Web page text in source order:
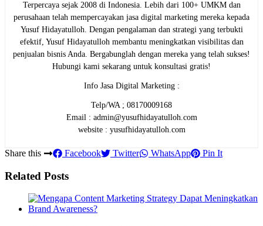
Terpercaya sejak 2008 di Indonesia. Lebih dari 100+ UMKM dan
perusahaan telah mempercayakan jasa digital marketing mereka kepada
Yusuf Hidayatulloh. Dengan pengalaman dan strategi yang terbukti
efektif, Yusuf Hidayatulloh membantu meningkatkan visibilitas dan
penjualan bisnis Anda. Bergabunglah dengan mereka yang telah sukses!
Hubungi kami sekarang untuk konsultasi gratis!
Info Jasa Digital Marketing :
Telp/WA ; 08170009168
Email : admin@yusufhidayatulloh.com
website : yusufhidayatulloh.com
Share this Facebook Twitter WhatsApp Pin It
Related Posts